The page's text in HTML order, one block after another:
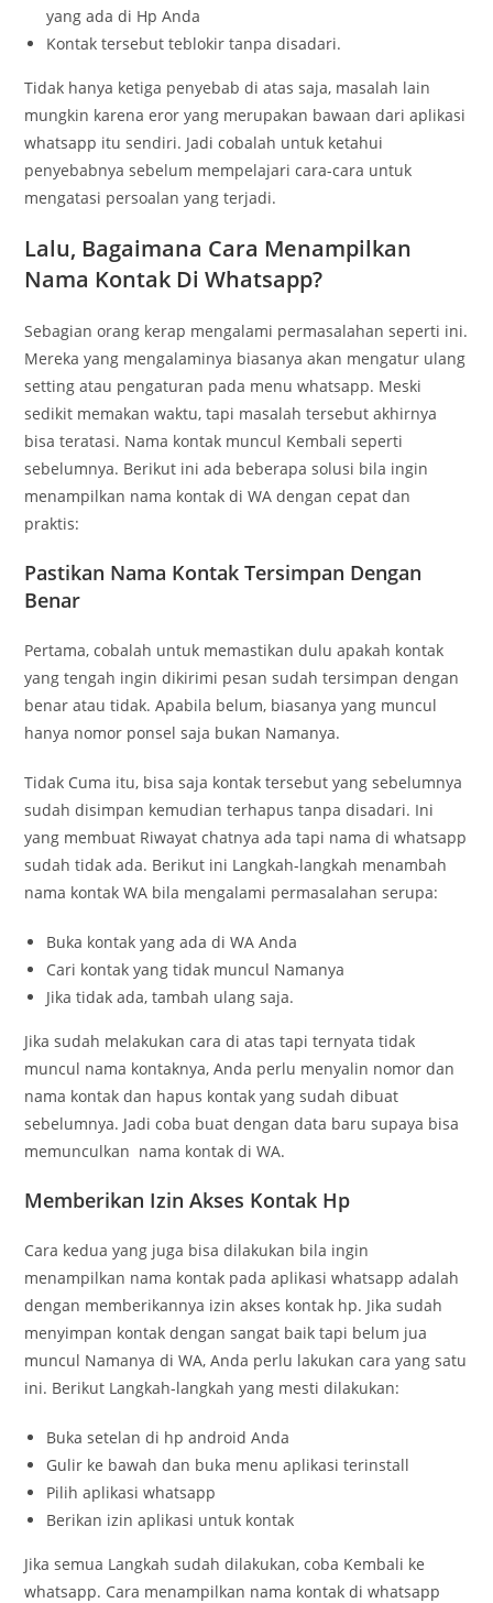
yang ada di Hp Anda
Kontak tersebut teblokir tanpa disadari.
Tidak hanya ketiga penyebab di atas saja, masalah lain
mungkin karena eror yang merupakan bawaan dari aplikasi
whatsapp itu sendiri. Jadi cobalah untuk ketahui
penyebabnya sebelum mempelajari cara-cara untuk
mengatasi persoalan yang terjadi.
Lalu, Bagaimana Cara Menampilkan
Nama Kontak Di Whatsapp?
Sebagian orang kerap mengalami permasalahan seperti ini.
Mereka yang mengalaminya biasanya akan mengatur ulang
setting atau pengaturan pada menu whatsapp. Meski
sedikit memakan waktu, tapi masalah tersebut akhirnya
bisa teratasi. Nama kontak muncul Kembali seperti
sebelumnya. Berikut ini ada beberapa solusi bila ingin
menampilkan nama kontak di WA dengan cepat dan
praktis:
Pastikan Nama Kontak Tersimpan Dengan
Benar
Pertama, cobalah untuk memastikan dulu apakah kontak
yang tengah ingin dikirimi pesan sudah tersimpan dengan
benar atau tidak. Apabila belum, biasanya yang muncul
hanya nomor ponsel saja bukan Namanya.
Tidak Cuma itu, bisa saja kontak tersebut yang sebelumnya
sudah disimpan kemudian terhapus tanpa disadari. Ini
yang membuat Riwayat chatnya ada tapi nama di whatsapp
sudah tidak ada. Berikut ini Langkah-langkah menambah
nama kontak WA bila mengalami permasalahan serupa:
Buka kontak yang ada di WA Anda
Cari kontak yang tidak muncul Namanya
Jika tidak ada, tambah ulang saja.
Jika sudah melakukan cara di atas tapi ternyata tidak
muncul nama kontaknya, Anda perlu menyalin nomor dan
nama kontak dan hapus kontak yang sudah dibuat
sebelumnya. Jadi coba buat dengan data baru supaya bisa
memunculkan nama kontak di WA.
Memberikan Izin Akses Kontak Hp
Cara kedua yang juga bisa dilakukan bila ingin
menampilkan nama kontak pada aplikasi whatsapp adalah
dengan memberikannya izin akses kontak hp. Jika sudah
menyimpan kontak dengan sangat baik tapi belum jua
muncul Namanya di WA, Anda perlu lakukan cara yang satu
ini. Berikut Langkah-langkah yang mesti dilakukan:
Buka setelan di hp android Anda
Gulir ke bawah dan buka menu aplikasi terinstall
Pilih aplikasi whatsapp
Berikan izin aplikasi untuk kontak
Jika semua Langkah sudah dilakukan, coba Kembali ke
whatsapp. Cara menampilkan nama kontak di whatsapp